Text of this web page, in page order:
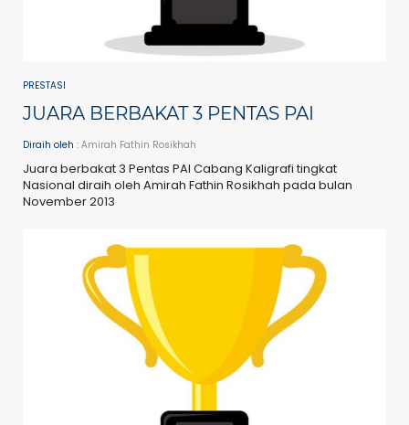
PRESTASI
JUARA BERBAKAT 3 PENTAS PAI
Diraih oleh : Amirah Fathin Rosikhah
Juara berbakat 3 Pentas PAI Cabang Kaligrafi tingkat
Nasional diraih oleh Amirah Fathin Rosikhah pada bulan
November 2013